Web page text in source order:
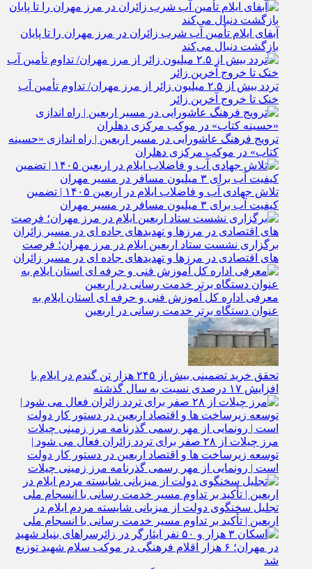
آبفای ایلام تأمین آب شرب زائران در مرز مهران را تا پایان
بازگشت دنبال می‌کند
تردد بیش از ۲.۵ میلیون زائر از مرز مهران/ تداوم تأمین آب
خنک تا خروج آخرین زائر
ترویج فرهنگ عاشورایی در مسیر اربعین | راه‌ اندازی «حسینه
کتاب» در موکب مرکزی دهلران
تلاش جهادی آب و فاضلاب ایلام در اربعین ۱۴۰۵ | تضمین
کیفیت آب برای ۳ میلیون مسافر در مسیر مهران
برگزاری نشست ستاد اربعین ایلام در مرز مهران؛ فرصت‌
های اقتصادی در مرزها و تهدیدهای جاده‌ ای در مسیر زائران
معرفی اداره کل آموزش فنی و حرفه‌ ای استان ایلام به‌
عنوان دستگاه برتر خدمت‌ رسانی در اربعین
تحقق خرید تضمینی بیش از ۲۴۵ هزار تن گندم در ایلام با
افزایش ۱۷ درصدی نسبت به سال گذشته
مرز چیلات از ۲۸ صفر برای تردد زائران فعال می‌ شود |
توسعه زیرساخت‌ ها و اقتصاد اربعین در دستور کار دولت
است | رونمایی از مهر رسمی گذرنامه مرز زمینی چیلات
تجلیل سخنگوی دولت از میزبانی شایسته مردم ایلام در
اربعین | تأکید بر تداوم مسیر خدمت‌ رسانی با انسجام ملی